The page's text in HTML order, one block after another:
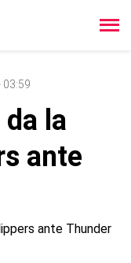
03:59
la
ante